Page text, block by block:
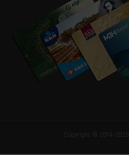
Copyright © 2014-2026